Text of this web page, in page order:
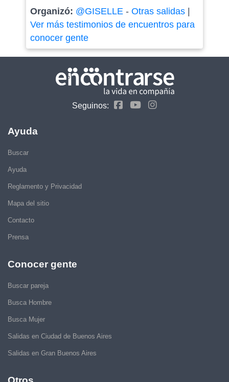
Organizó: @GISELLE- Otras salidas|
Ver más testimonios de encuentros para
conocer gente
Seguinos:
Ayuda
Buscar
Ayuda
Reglamento y Privacidad
Mapa del sitio
Contacto
Prensa
Conocer gente
Buscar pareja
Busca Hombre
Busca Mujer
Salidas en Ciudad de Buenos Aires
Salidas en Gran Buenos Aires